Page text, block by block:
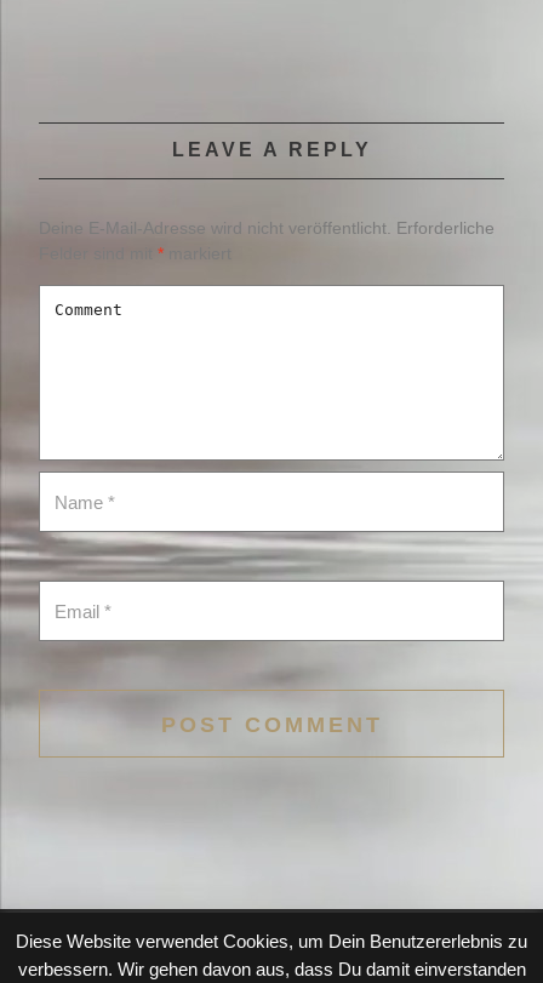
LEAVE A REPLY
Deine E-Mail-Adresse wird nicht veröffentlicht. Erforderliche
*
Diese Website verwendet Cookies, um Dein Benutzererlebnis zu
verbessern. Wir gehen davon aus, dass Du damit einverstanden